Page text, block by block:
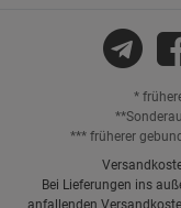
*
*** früherer
Bei Lieferungen ins